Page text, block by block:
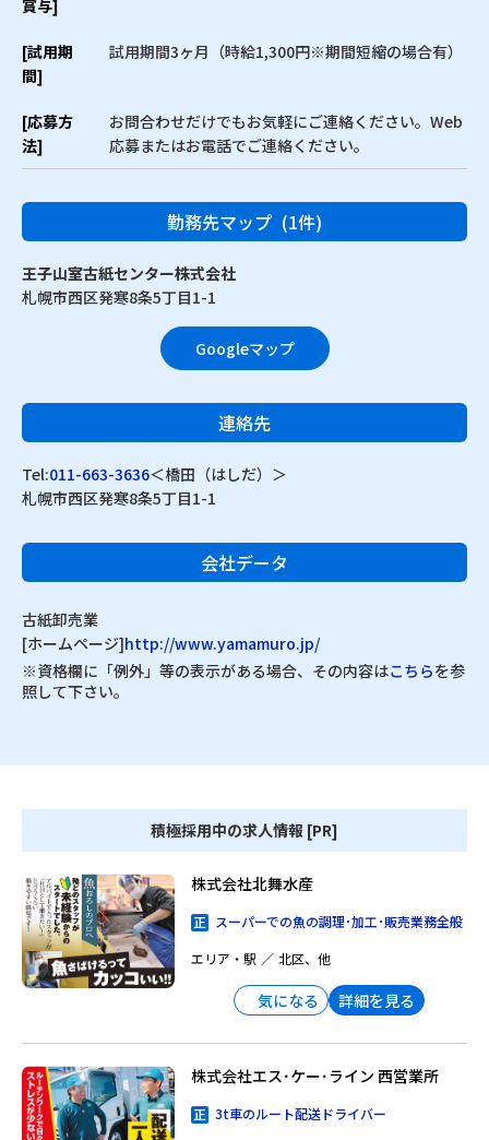
賞与]
[試用期
間]
試用期間3ヶ月（時給1,300円※期間短縮の場合有）
[応募方
法]
お問合わせだけでもお気軽にご連絡ください。Web
応募またはお電話でご連絡ください。
勤務先マップ (1件)
王子山室古紙センター株式会社
札幌市西区発寒8条5丁目1-1
Googleマップ
連絡先
Tel:011-663-3636＜橋田（はしだ）＞
札幌市西区発寒8条5丁目1-1
会社データ
古紙卸売業
[ホームページ]http://www.yamamuro.jp/
※資格欄に「例外」等の表示がある場合、その内容はこちらを参
照して下さい。
積極採用中の求人情報 [PR]
株式会社北舞水産
スーパーでの魚の調理･加工･販売業務全般
エリア・駅
北区、他
気になる 詳細を見る
株式会社エス･ケー･ライン 西営業所
3t車のルート配送ドライバー